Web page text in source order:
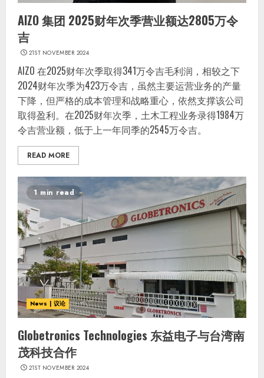
AIZO 集团 2025财年次季营业额达2805万令
吉
21ST NOVEMBER 2024
AIZO 在2025财年次季取得341万令吉毛利润，相较之下
2024财年次季为423万令吉，虽然主要运营业务的产量
下降，但严格的成本管理和战略重心，依然支撑该公司
取得盈利。在2025财年次季，土木工程业务录得1984万
令吉营业额，低于上一年同季的2545万令吉。
READ MORE
1 min read
News | 议论
Globetronics Technologies 东益电子与台湾南
茂科技合作
21ST NOVEMBER 2024